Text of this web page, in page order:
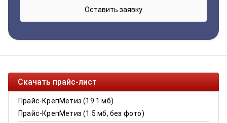
Скачать прайс-лист
Прайс-КрепМетиз (19.1 мб)
Прайс-КрепМетиз (1.5 мб, без фото)